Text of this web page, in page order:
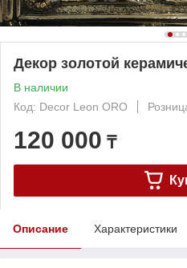
Декор золотой
В наличии
Код: Decor Leon ORO
120 000 ₸
Описание Характеристики